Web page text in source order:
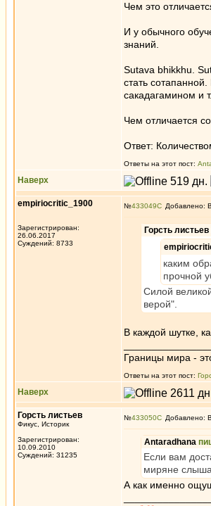
Чем это
И у обычного
знаний.
Sutava bhikkhu.
стать
сакадагамином и
Чем отличается
Ответ:
Ответы на этот пост:
Наверх
empiriocritic_1900
Зарегистрирован:
26.06.2017
Суждений: 8733
№433049 Добавлено:
Горсть листьев
каким
прочной
Силой
верой".
В каждой шутке,
Границы мира -
Ответы на этот пост:
Наверх
Горсть листьев
Фикус, Историк
Зарегистрирован:
10.09.2010
Суждений: 31235
№433050 Добавлено:
Antaradhana
Если вам
миряне
А как именно